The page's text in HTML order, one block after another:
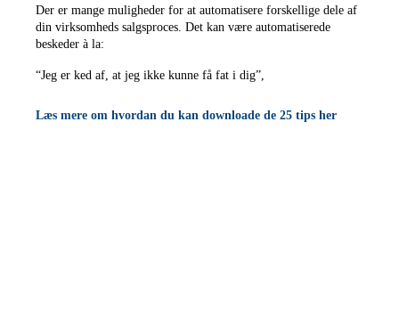
Der er mange muligheder for at automatisere forskellige dele af
din virksomheds salgsproces. Det kan være automatiserede
beskeder à la:
“Jeg er ked af, at jeg ikke kunne få fat i dig”,
Læs mere om hvordan du kan downloade de 25 tips her